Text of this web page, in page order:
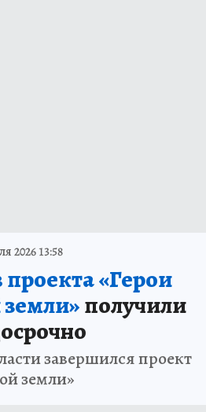
2026 13:58
проекта «Герои
получили
завершился проект
земли»